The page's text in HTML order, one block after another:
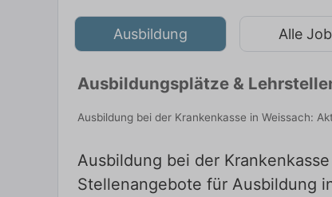
Ausbildung Alle
Ausbildungsplätze &
Ausbildung bei der Krankenkasse in Weissach:
Ausbildung bei der
Stellenangebote für Ausbildung